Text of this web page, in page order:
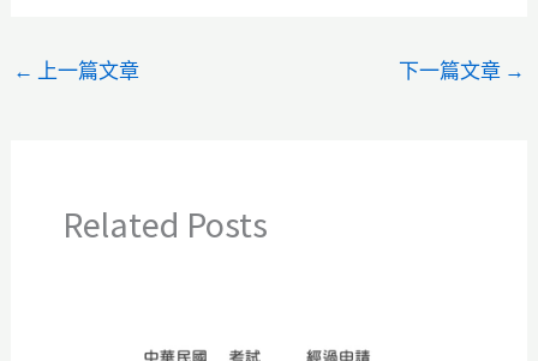
← 上一篇文章 下一篇文章 →
Related Posts